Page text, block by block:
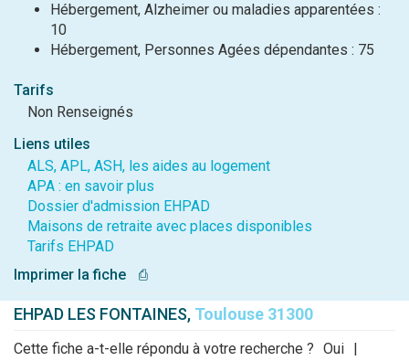
Hébergement, Alzheimer ou maladies apparentées :
10
Hébergement, Personnes Agées dépendantes : 75
Tarifs
Non Renseignés
Liens utiles
ALS, APL, ASH, les aides au logement
APA : en savoir plus
Dossier d'admission EHPAD
Maisons de retraite avec places disponibles
Tarifs EHPAD
Imprimer la fiche
⎙
EHPAD LES FONTAINES, Toulouse 31300
Cette fiche a-t-elle répondu à votre recherche ? Oui |